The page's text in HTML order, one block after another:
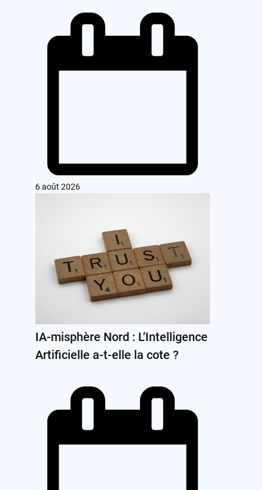
6 août 2026
IA-misphère Nord : L’Intelligence
Artificielle a-t-elle la cote ?